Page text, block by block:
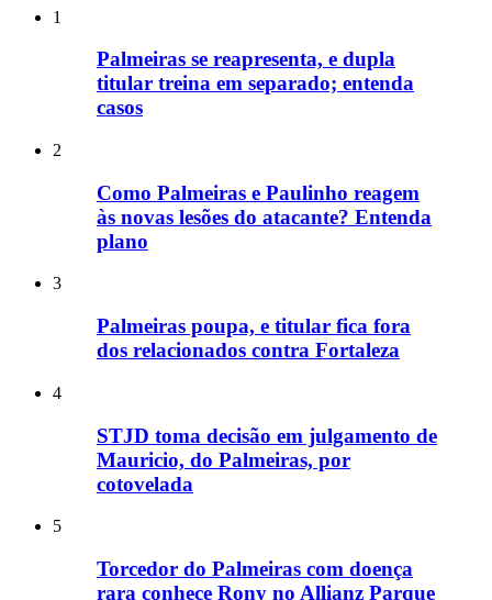
1
Palmeiras se reapresenta, e dupla
titular treina em separado; entenda
casos
2
Como Palmeiras e Paulinho reagem
às novas lesões do atacante? Entenda
plano
3
Palmeiras poupa, e titular fica fora
dos relacionados contra Fortaleza
4
STJD toma decisão em julgamento de
Mauricio, do Palmeiras, por
cotovelada
5
Torcedor do Palmeiras com doença
rara conhece Rony no Allianz Parque